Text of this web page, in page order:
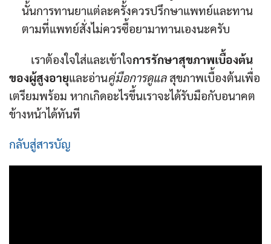
นั้นการทานยาแต่ละครั้งควรปรึกษาแพทย์และทาน
ตามที่แพทย์สั่งไม่ควรซื้อยามาทานเองนะครับ
เราต้องใจใส่และเข้าใจการรักษาสุขภาพเบื้องต้น
ของผู้สูงอายุและอ่านคู่มือการดูแลสุขภาพเบื้องต้นเพื่อ
เตรียมพร้อม หากเกิดอะไรขึ้นเราจะได้รับมือกับอนาคต
ข้างหน้าได้ทันที
กลับสู่สารบัญ